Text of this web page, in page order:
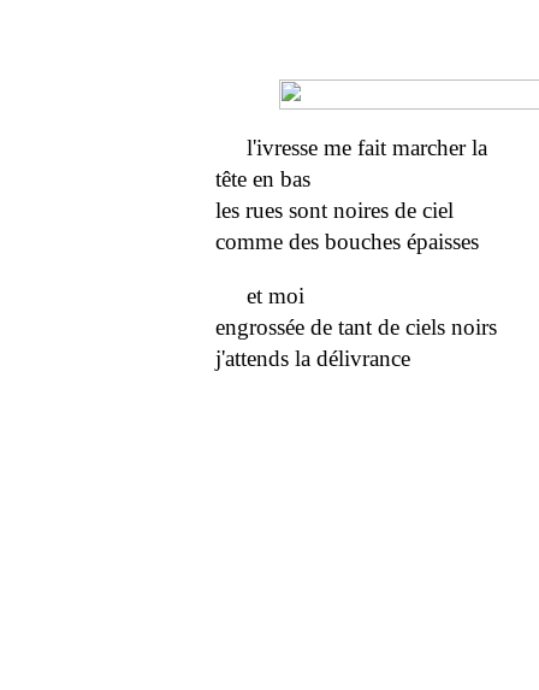
l'ivresse me fait marcher la
tête en bas
les rues sont noires de ciel
comme des bouches épaisses
et moi
engrossée de tant de ciels noirs
j'attends la délivrance